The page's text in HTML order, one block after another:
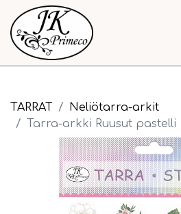
TARRAT
Neliötarra-arkit
Tarra-arkki Ruusut pastelli